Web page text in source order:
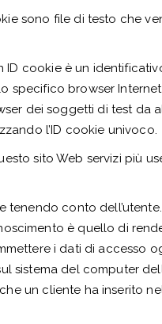
sono file di testo che
ID cookie è un
specifico browser
dei soggetti di test da
l’ID cookie univoco.
sito Web servizi più
tenendo conto
è quello di
i dati di accesso
sistema del computer
un cliente ha inserito